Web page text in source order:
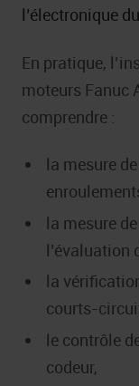
l’électronique
En pratique,
moteurs Fanuc
comprendre :
la mesure
la mesure
l’évaluation
la
courts-
le contrôle
codeur,